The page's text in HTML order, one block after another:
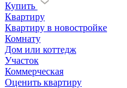
Купить
Квартиру
Квартиру в новостройке
Комнату
Дом или коттедж
Участок
Коммерческая
Оценить квартиру